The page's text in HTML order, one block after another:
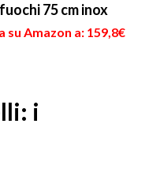
75 cm inox
Amazon a: 159,8€
i